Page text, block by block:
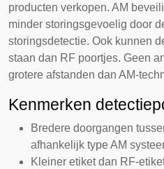
producten verkopen. AM
minder storingsgevoelig door
storingsdetectie. Ook kunnen
staan dan RF poortjes. Geen
grotere afstanden dan AM-
Kenmerken
Bredere doorgangen
afhankelijk type AM
Kleiner etiket dan RF-